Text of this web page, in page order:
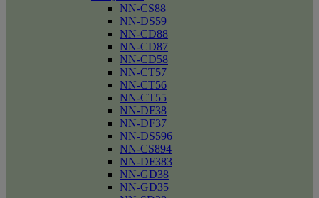
NN-CS88
NN-DS59
NN-CD88
NN-CD87
NN-CD58
NN-CT57
NN-CT56
NN-CT55
NN-DF38
NN-DF37
NN-DS596
NN-CS894
NN-DF383
NN-GD38
NN-GD35